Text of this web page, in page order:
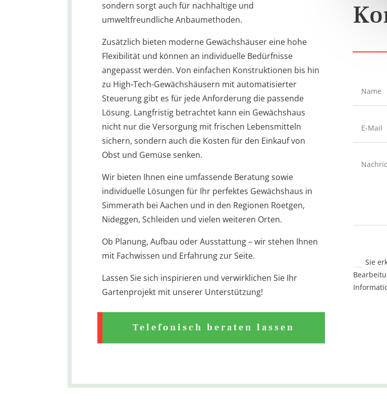
sondern sorgt auch für nachhaltige und
umweltfreundliche Anbaumethoden.
Zusätzlich bieten moderne Gewächshäuser eine hohe
Flexibilität und können an individuelle Bedürfnisse
angepasst werden. Von einfachen Konstruktionen bis hin
zu High-Tech-Gewächshäusern mit automatisierter
Steuerung gibt es für jede Anforderung die passende
Lösung. Langfristig betrachtet kann ein Gewächshaus
nicht nur die Versorgung mit frischen Lebensmitteln
sichern, sondern auch die Kosten für den Einkauf von
Obst und Gemüse senken.
Wir bieten Ihnen eine umfassende Beratung sowie
individuelle Lösungen für Ihr perfektes Gewächshaus in
Simmerath bei Aachen und in den Regionen Roetgen,
Nideggen, Schleiden und vielen weiteren Orten​.
Ob Planung, Aufbau oder Ausstattung – wir stehen Ihnen
mit Fachwissen und Erfahrung zur Seite.
Lassen Sie sich inspirieren und verwirklichen Sie Ihr
Gartenprojekt mit unserer Unterstützung!
Telefonisch beraten lassen
Sie